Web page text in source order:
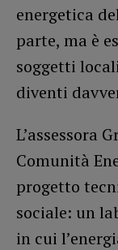
energetica
parte, ma è
soggetti
diventi
L’assessora
Comunità
progetto
sociale: un
in cui